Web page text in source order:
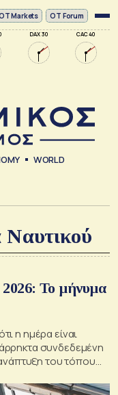
DAX 30 CAC 40
Markets OT Forum
WORLD
Το μήνυμα
η ημέρα είναι
συνδεδεμένη
του τόπου